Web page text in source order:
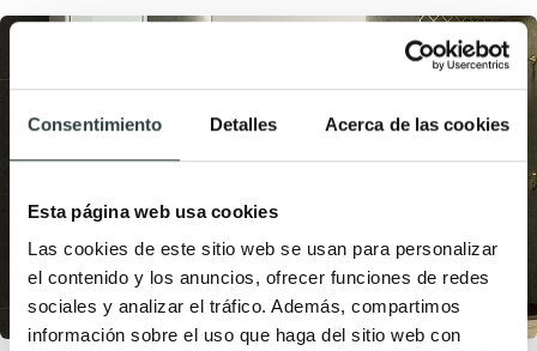
Consentimiento Detalles Acerca de las cookies
Esta página web usa cookies
Las cookies de este sitio web se usan para personalizar
el contenido y los anuncios, ofrecer funciones de redes
sociales y analizar el tráfico. Además, compartimos
información sobre el uso que haga del sitio web con